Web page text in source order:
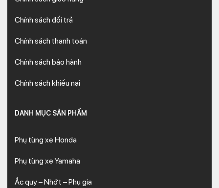
Chính sách đổi trả
Chính sách thanh toán
Chính sách bảo hành
Chính sách khiếu nại
DANH MỤC SẢN PHẨM
Phụ tùng xe Honda
Phụ tùng xe Yamaha
Ắc quy – Nhớt – Phụ gia